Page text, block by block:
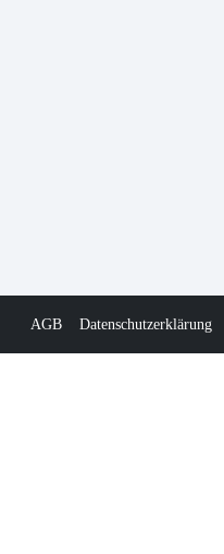
AGB Datenschutzerklärung